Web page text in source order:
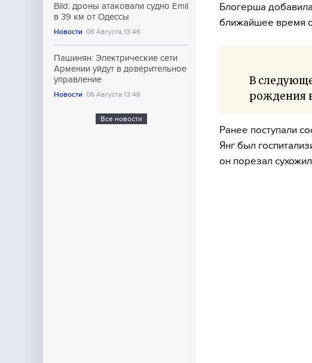
Bild: дроны атаковали судно Emil
в 39 км от Одессы
Новости 06 Августа 13:46
Пашинян: Электрические сети
Армении уйдут в доверительное
управление
Новости 06 Августа 13:46
Все новости
Блогерша
ближайшее время
В
рождения
Ранее поступали
Янг был
он порезал